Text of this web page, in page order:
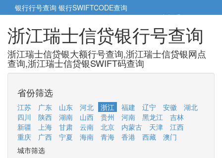
银行行号查询 银行SWIFTCODE查询
5cm小帮手5cm.cn
浙江瑞士信贷银行号查询
浙江瑞士信贷银大额行号查询,浙江瑞士信贷银网点
查询,浙江瑞士信贷银SWIFT码查询
省份筛选
江苏 广东 山东 河北 浙江 福建 辽宁 安徽
湖北
四川
陕西 湖南 山西 贵州 河南 黑龙江
吉林
新疆
上海 甘肃 云南 北京 内蒙古 天津
江西
重庆
广西 宁夏 海南 青海 香港 西藏
澳门
城市筛选